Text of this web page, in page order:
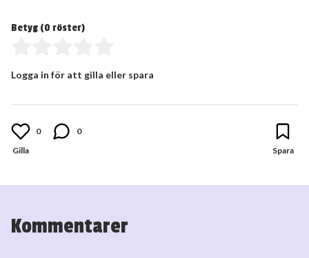
Betyg (0 röster)
Logga in för att gilla eller spara
0 0
Kommentarer